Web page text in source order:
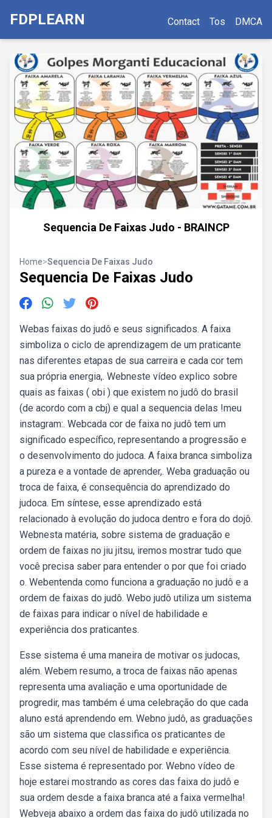
FDPLEARN Contact Tos DMCA
Sequencia De Faixas Judo - BRAINCP
Home>Sequencia De Faixas Judo
Sequencia De Faixas Judo
Webas faixas do judô e seus significados. A faixa
simboliza o ciclo de aprendizagem de um praticante
nas diferentes etapas de sua carreira e cada cor tem
sua própria energia,. Webneste vídeo explico sobre
quais as faixas ( obi ) que existem no judô do brasil
(de acordo com a cbj) e qual a sequencia delas !meu
instagram:. Webcada cor de faixa no judô tem um
significado específico, representando a progressão e
o desenvolvimento do judoca. A faixa branca simboliza
a pureza e a vontade de aprender,. Weba graduação ou
troca de faixa, é consequência do aprendizado do
judoca. Em síntese, esse aprendizado está
relacionado à evolução do judoca dentro e fora do dojô.
Webnesta matéria, sobre sistema de graduação e
ordem de faixas no jiu jitsu, iremos mostrar tudo que
você precisa saber para entender o por que foi criado
o. Webentenda como funciona a graduação no judô e a
ordem de faixas do judô. Webo judô utiliza um sistema
de faixas para indicar o nível de habilidade e
experiência dos praticantes.
Esse sistema é uma maneira de motivar os judocas,
além. Webem resumo, a troca de faixas não apenas
representa uma avaliação e uma oportunidade de
progredir, mas também é uma celebração do que cada
aluno está aprendendo em. Webno judô, as graduações
são um sistema que classifica os praticantes de
acordo com seu nível de habilidade e experiência.
Esse sistema é representado por. Webno vídeo de
hoje estarei mostrando as cores das faixa do judô e
sua ordem desde a faixa branca até a faixa vermelha!
Webveja abaixo a ordem das faixa do judô utilizada no